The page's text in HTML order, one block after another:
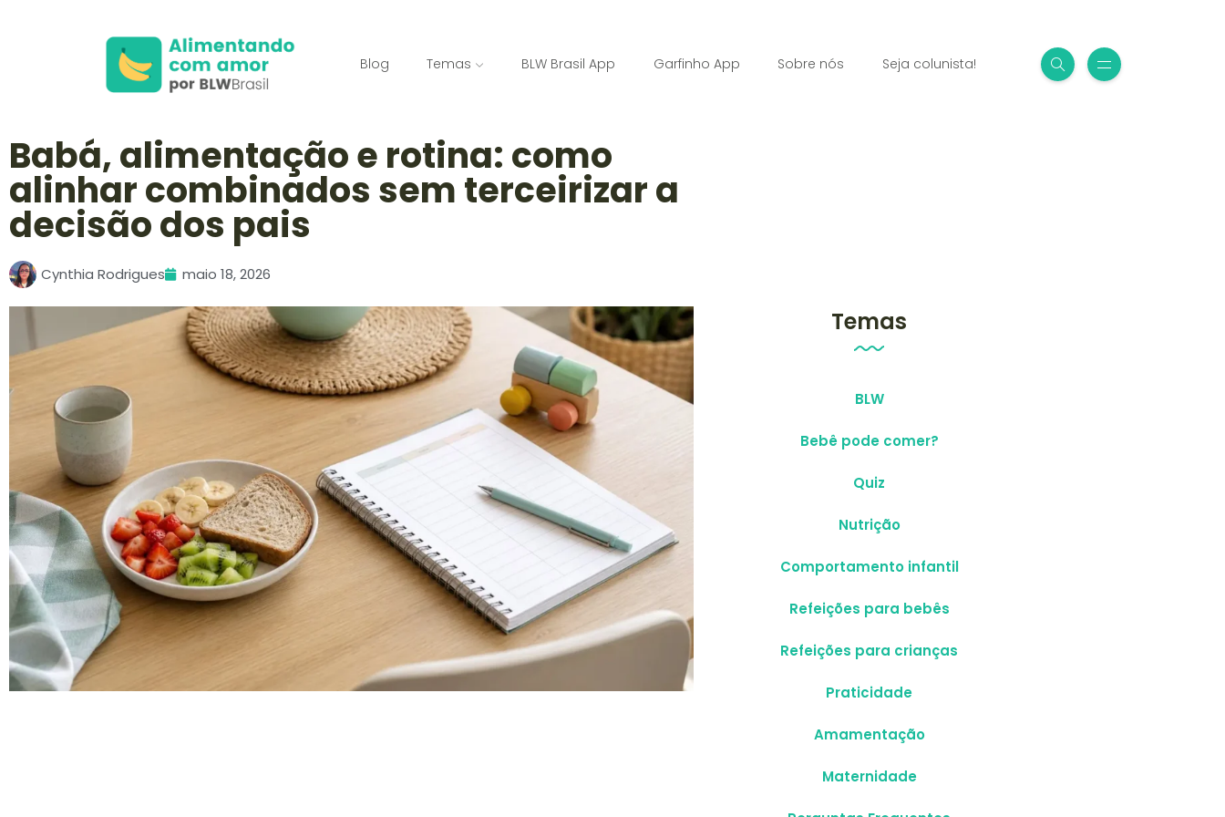
Blog Temas BLW Brasil App Garfinho App Sobre nós Seja colunista!
Babá, alimentação e rotina: como
alinhar combinados sem terceirizar a
decisão dos pais
Cynthia Rodrigues maio 18, 2026
Temas
BLW
Bebê pode comer?
Quiz
Nutrição
Comportamento infantil
Refeições para bebês
Refeições para crianças
Praticidade
Amamentação
Maternidade